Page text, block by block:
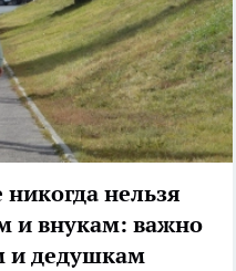
нельзя
и внукам: важно
и дедушкам